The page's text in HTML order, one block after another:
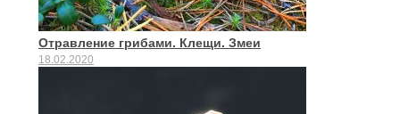
Отравление грибами. Клещи. Змеи
18.02.2020